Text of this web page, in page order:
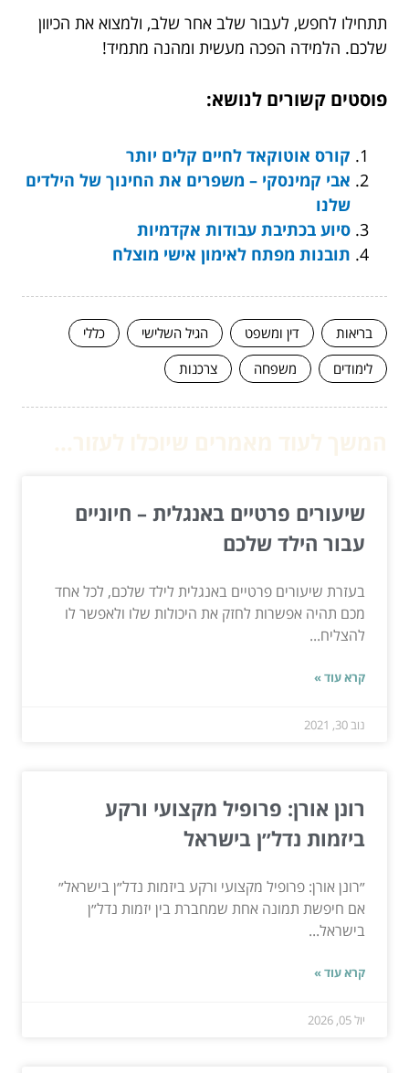
תתחילו לחפש, לעבור שלב אחר שלב, ולמצוא את הכיוון
שלכם. הלמידה הפכה מעשית ומהנה מתמיד!
פוסטים קשורים לנושא:
קורס אוטוקאד לחיים קלים יותר
אבי קמינסקי – משפרים את החינוך של הילדים
שלנו
סיוע בכתיבת עבודות אקדמיות
תובנות מפתח לאימון אישי מוצלח
בריאות דין ומשפט הגיל השלישי
כללי
לימודים
משפחה צרכנות
שיעורים פרטיים באנגלית – חיוניים
עבור הילד שלכם
בעזרת שיעורים פרטיים באנגלית לילד שלכם, לכל אחד
מכם תהיה אפשרות לחזק את היכולות שלו ולאפשר לו
להצליח...
קרא עוד »
נוב 30, 2021
רונן אורן: פרופיל מקצועי ורקע
ביזמות נדל״ן בישראל
״רונן אורן: פרופיל מקצועי ורקע ביזמות נדל״ן בישראל״
אם חיפשת תמונה אחת שמחברת בין יזמות נדל״ן
בישראל...
קרא עוד »
יול 05, 2026